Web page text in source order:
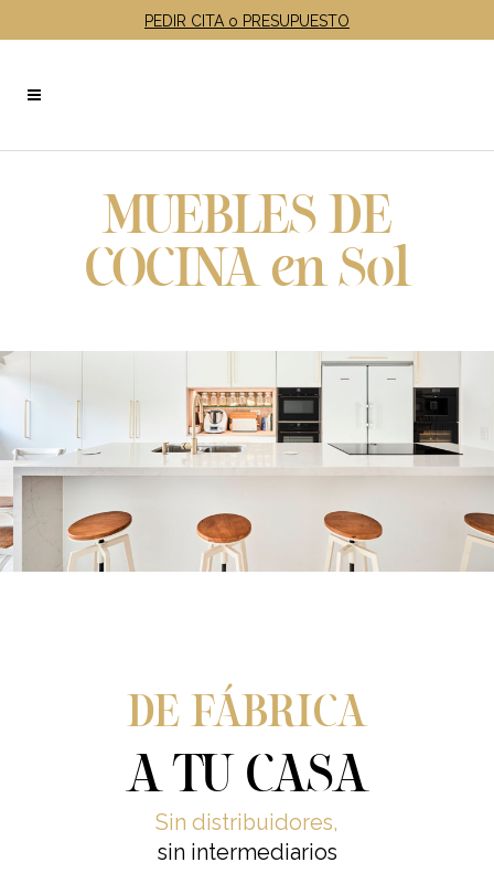
PEDIR CITA o PRESUPUESTO
MUEBLES DE
COCINA en Sol
DE FÁBRICA
A TU CASA
Sin distribuidores,
sin intermediarios